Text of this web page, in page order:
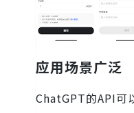
应用场景广泛
ChatGPT的API可